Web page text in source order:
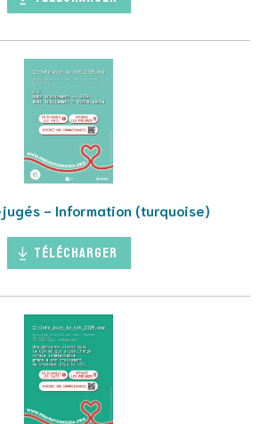
- Information (turquoise)
Télécharger